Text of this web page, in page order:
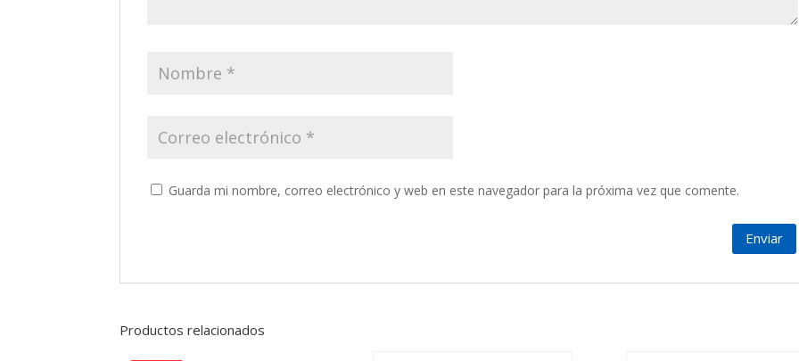
Guarda mi nombre, correo electrónico y web en este navegador para la próxima vez que comente.
Productos relacionados